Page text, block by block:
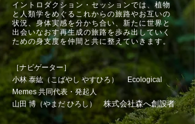
イントロダクション・セッションでは、植物
と人類学をめぐるこれからの旅路やお互いの
状況、身体実感を分かち合い、新たに世界と
出会いなおす再生成の旅路を歩み出していく
ための身支度を仲間と共に整えていきます。
［ナビゲーター］
​小林 泰紘（こばやし やすひろ） Ecological
Memes 共同代表・発起人
山田 博（やまだ ひろし） 株式会社森へ創設者